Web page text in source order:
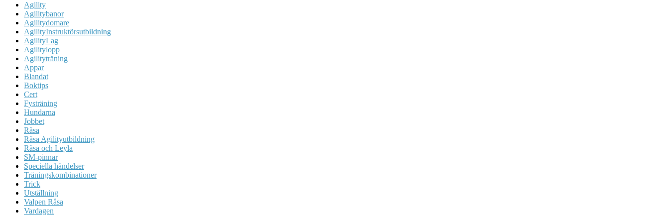
Agility
Agilitybanor
Agilitydomare
AgilityInstruktörsutbildning
AgilityLag
Agilitylopp
Agilityträning
Appar
Blandat
Boktips
Cert
Fysträning
Hundarna
Jobbet
Råsa
Råsa Agilityutbildning
Råsa och Leyla
SM-pinnar
Speciella händelser
Träningskombinationer
Trick
Utställning
Valpen Råsa
Vardagen